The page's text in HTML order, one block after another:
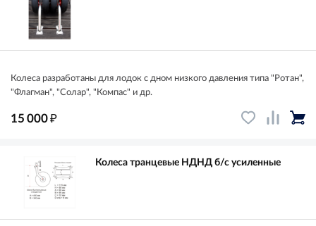
Колеса разработаны для лодок с дном низкого давления типа "Ротан",
"Флагман", "Солар", "Компас" и др.
15 000₽
Колеса транцевые НДНД б/с усиленные